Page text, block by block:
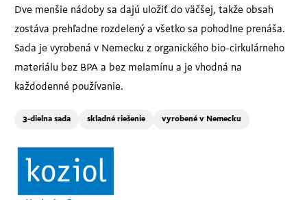
Dve menšie nádoby sa dajú uložiť do väčšej, takže obsah
zostáva prehľadne rozdelený a všetko sa pohodlne prenáša.
Sada je vyrobená v Nemecku z organického bio-cirkulárneho
materiálu bez BPA a bez melamínu a je vhodná na
každodenné používanie.
3-dielna sada skladné riešenie vyrobené v Nemecku